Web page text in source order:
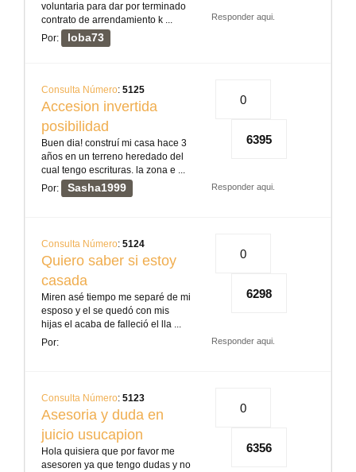
voluntaria para dar por terminado
contrato de arrendamiento k ...
Por:
loba73
Responder aqui.
Consulta Número: 5125
Accesion invertida
posibilidad
Buen dia! construí mi casa hace 3
años en un terreno heredado del
cual tengo escrituras. la zona e ...
Por:
Sasha1999
0
6395
Responder aqui.
Consulta Número: 5124
Quiero saber si estoy
casada
Miren asé tiempo me separé de mi
esposo y el se quedó con mis
hijas el acaba de falleció el lla ...
Por:
0
6298
Responder aqui.
Consulta Número: 5123
Asesoria y duda en
juicio usucapion
Hola quisiera que por favor me
asesoren ya que tengo dudas y no
0
6356